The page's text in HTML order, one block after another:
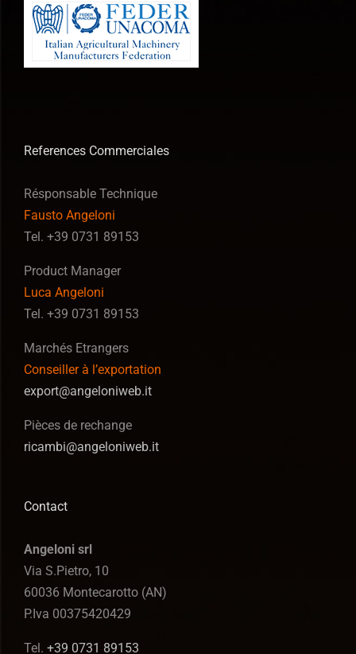
References Commerciales
Résponsable Technique
Fausto Angeloni
Tel. +39 0731 89153
Product Manager
Luca Angeloni
Tel. +39 0731 89153
Marchés Etrangers
Conseiller à l’exportation
export@angeloniweb.it
Pièces de rechange
ricambi@angeloniweb.it
Contact
Angeloni srl
Via S.Pietro, 10
60036 Montecarotto (AN)
P.Iva 00375420429
Tel. +39 0731 89153